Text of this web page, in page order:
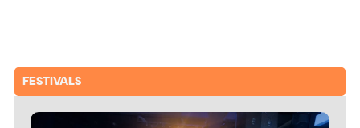
FESTIVALS